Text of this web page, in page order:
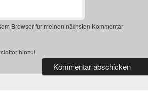
Browser für meinen nächsten Kommentar
hinzu!